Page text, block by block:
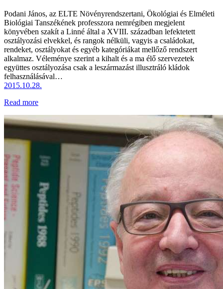
Podani János, az ELTE Növényrendszertani, Ökológiai és Elméleti
Biológiai Tanszékének professzora nemrégiben megjelent
könyvében szakít a Linné által a XVIII. században lefektetett
osztályozási elvekkel, és rangok nélküli, vagyis a családokat,
rendeket, osztályokat és egyéb kategóriákat mellőző rendszert
alkalmaz. Véleménye szerint a kihalt és a ma élő szervezetek
együttes osztályozása csak a leszármazást illusztráló kládok
felhasználásával…
2015.10.28.
Read more